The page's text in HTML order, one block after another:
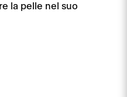
la pelle nel suo